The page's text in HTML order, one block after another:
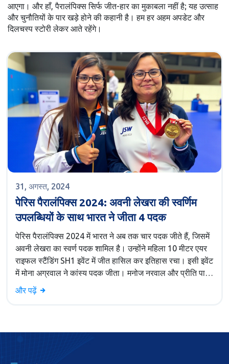
आएगा। और हाँ, पैरालंपिक्स सिर्फ जीत-हार का मुकाबला नहीं है; यह उत्साह
और चुनौतियों के पार खड़े होने की कहानी है। हम हर अहम अपडेट और
दिलचस्प स्टोरी लेकर आते रहेंगे।
31, अगस्त, 2024
पेरिस पैरालंपिक्स 2024: अवनी लेखरा की स्वर्णिम
उपलब्धियों के साथ भारत ने जीता 4 पदक
पेरिस पैरालंपिक्स 2024 में भारत ने अब तक चार पदक जीते हैं, जिसमें
अवनी लेखरा का स्वर्ण पदक शामिल है। उन्होंने महिला 10 मीटर एयर
राइफल स्टैंडिंग SH1 इवेंट में जीत हासिल कर इतिहास रचा। इसी इवेंट
में मोना अग्रवाल ने कांस्य पदक जीता। मनोज नरवाल और प्रीति पाल
ने भी प्रभावशाली प्रदर्शन किया है, जिससे भारत 17वें स्थान पर पहुंच
गया है।
और पढ़ें